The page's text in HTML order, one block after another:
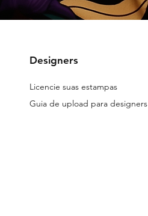
Designers
Licencie suas estampas
Guia de upload para designers